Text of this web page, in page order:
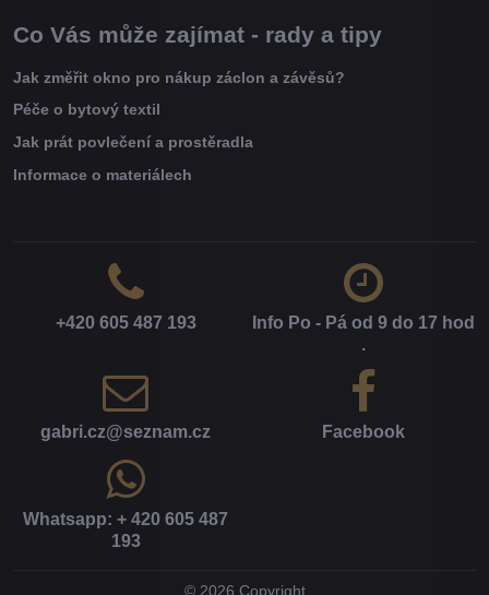
Co Vás může zajímat - rady a tipy
Jak změřit okno pro nákup záclon a závěsů?
Péče o bytový textil
Jak prát povlečení a prostěradla
Informace o materiálech
+420 605 487 193
Info Po - Pá od 9 do 17 hod​
.
gabri​.cz​@seznam​.cz Facebook
Whatsapp: + 420 605 487
193
© 2026 Copyright